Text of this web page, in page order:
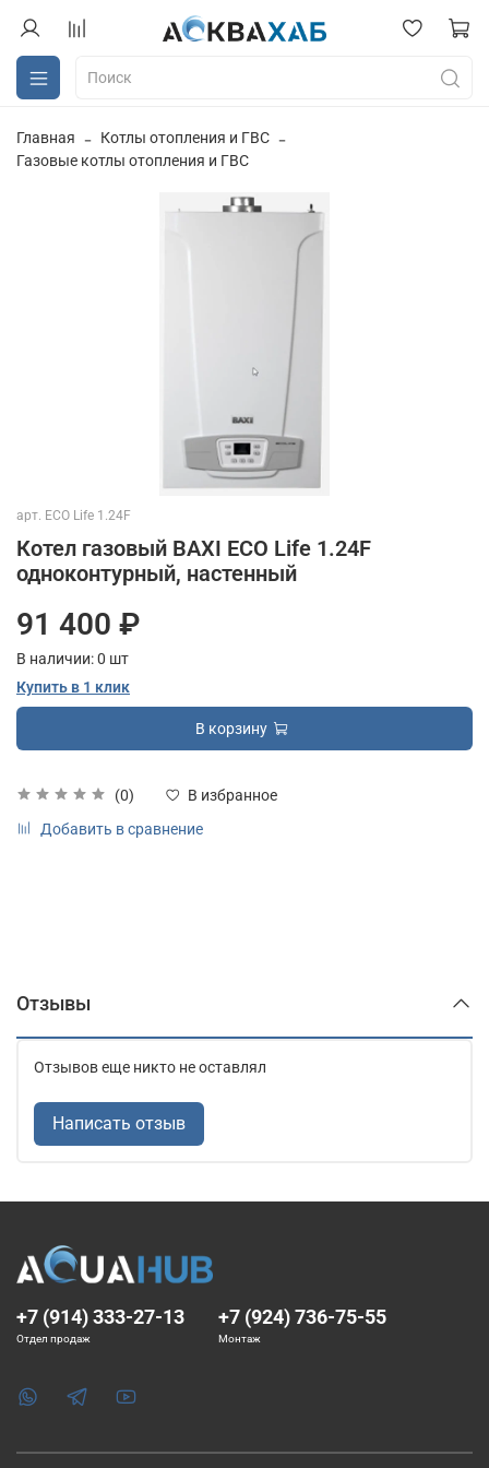
Главная
Котлы отопления и ГВС
Газовые котлы отопления и ГВС
арт. ECO Life 1.24F
Котел газовый BAXI ECO Life 1.24F
одноконтурный, настенный
(0)
В избранное
Добавить в сравнение
91 400 ₽
В наличии:0 шт
Купить в 1 клик
В корзину
Отзывы
Отзывов еще никто не оставлял
Написать отзыв
+7 (914) 333-27-13
Отдел продаж
+7 (924) 736-75-55
Монтаж